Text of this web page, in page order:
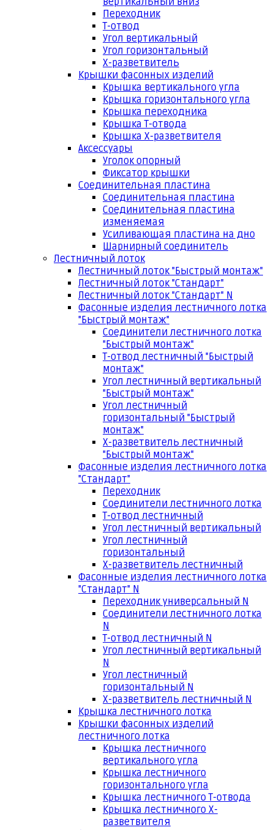
Переходник
Т-отвод
Угол вертикальный
Угол горизонтальный
Х-разветвитель
Крышки фасонных изделий
Крышка вертикального угла
Крышка горизонтального угла
Крышка переходника
Крышка Т-отвода
Крышка Х-разветвителя
Аксессуары
Уголок опорный
Фиксатор крышки
Соединительная пластина
Соединительная пластина
Соединительная пластина
изменяемая
Усиливающая пластина на дно
Шарнирный соединитель
Лестничный лоток
Лестничный лоток "Быстрый монтаж"
Лестничный лоток "Стандарт"
Лестничный лоток "Стандарт" N
Фасонные изделия лестничного лотка
"Быстрый монтаж"
Соединители лестничного лотка
"Быстрый монтаж"
Т-отвод лестничный "Быстрый
монтаж"
Угол лестничный вертикальный
"Быстрый монтаж"
Угол лестничный
горизонтальный "Быстрый
монтаж"
Х-разветвитель лестничный
"Быстрый монтаж"
Фасонные изделия лестничного лотка
"Стандарт"
Переходник
Соединители лестничного лотка
Т-отвод лестничный
Угол лестничный вертикальный
Угол лестничный
горизонтальный
Х-разветвитель лестничный
Фасонные изделия лестничного лотка
"Стандарт" N
Переходник универсальный N
Соединители лестничного лотка
N
Т-отвод лестничный N
Угол лестничный вертикальный
N
Угол лестничный
горизонтальный N
Х-разветвитель лестничный N
Крышка лестничного лотка
Крышки фасонных изделий
лестничного лотка
Крышка лестничного
вертикального угла
Крышка лестничного
горизонтального угла
Крышка лестничного Т-отвода
Крышка лестничного Х-
разветвителя